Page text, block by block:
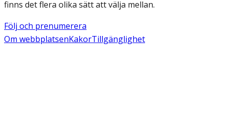
finns det flera olika sätt att välja mellan.
Följ och prenumerera
Om webbplatsenKakorTillgänglighet